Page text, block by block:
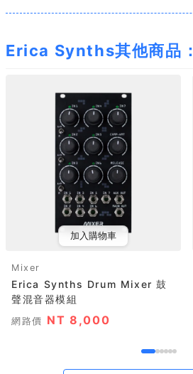
Erica Synths其他商品：
加入購物車
Mixer
Erica Synths Drum Mixer 鼓
聲混音器模組
網路價 NT 8,000